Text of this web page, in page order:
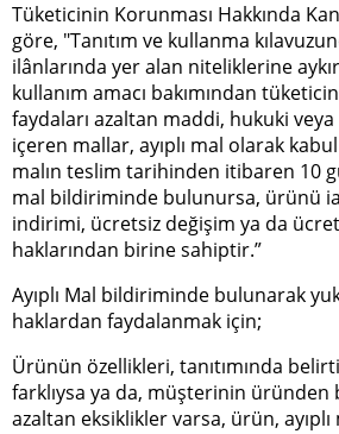
Tüketicinin Korunması Hakkında
göre, "Tanıtım ve kullanma
ilânlarında yer alan niteliklerine
kullanım amacı bakımından
faydaları azaltan maddi, hukuki
içeren mallar, ayıplı mal olarak
malın teslim tarihinden itibaren 10
mal bildiriminde bulunursa, ürünü
indirimi, ücretsiz değişim ya da
haklarından birine sahiptir.”
Ayıplı Mal bildiriminde bulunarak
haklardan faydalanmak için;
Ürünün özellikleri, tanıtımında
farklıysa ya da, müşterinin üründen
azaltan eksiklikler varsa, ürün, ayıplı